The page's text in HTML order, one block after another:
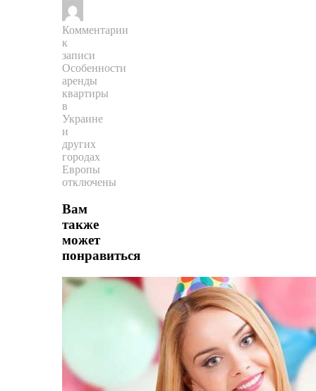
Комментарии
к
записи
Особенности
аренды
квартиры
в
Украине
и
других
городах
Европы
отключены
Вам
также
может
понравиться